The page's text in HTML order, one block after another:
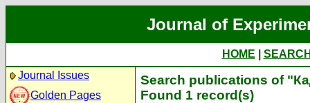
Journal of
HOME
Journal Issues
Golden Pages
Search publications of
Found 1 record(s)